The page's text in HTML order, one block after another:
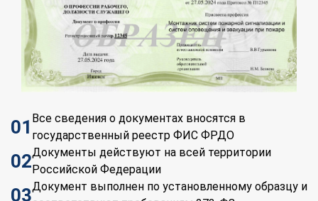
01 Все сведения о документах вносятся в
государственный реестр ФИС ФРДО
02Документы действуют на всей территории
Российской Федерации
03Документ выполнен по установленному образцу и